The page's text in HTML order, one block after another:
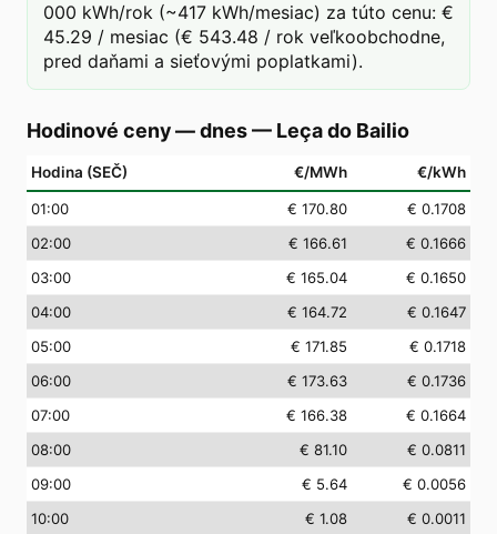
000 kWh/rok (~417 kWh/mesiac) za túto cenu: €
45.29 / mesiac (€ 543.48 / rok veľkoobchodne,
pred daňami a sieťovými poplatkami).
Hodinové ceny — dnes— Leça do Bailio
Hodina (SEČ) €/MWh €/kWh
01:00 € 170.80
€ 0.1708
02:00 € 166.61
€ 0.1666
03:00 € 165.04
€ 0.1650
04:00 € 164.72
€ 0.1647
05:00 € 171.85
€ 0.1718
06:00 € 173.63
€ 0.1736
07:00 € 166.38
€ 0.1664
08:00 € 81.10
€ 0.0811
09:00 € 5.64
€ 0.0056
10:00 € 1.08
€ 0.0011